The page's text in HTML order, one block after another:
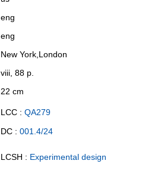
eng
eng
New York,London
viii, 88 p.
22 cm
LCC : QA279
DC : 001.4/24
LCSH : Experimental design